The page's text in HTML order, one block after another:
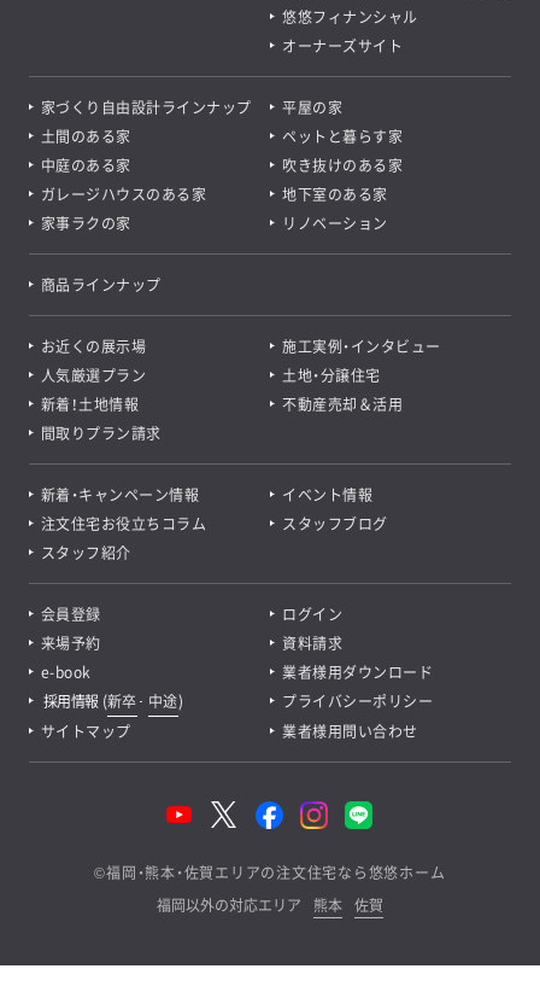
悠悠フィナンシャル
オーナーズサイト
家づくり自由設計ラインナップ
平屋の家
土間のある家
ペットと暮らす家
中庭のある家
吹き抜けのある家
ガレージハウスのある家
地下室のある家
家事ラクの家
リノベーション
商品ラインナップ
お近くの展示場
施工実例・インタビュー
人気厳選プラン
土地・分譲住宅
新着！土地情報
不動産売却＆活用
間取りプラン請求
新着・キャンペーン情報
イベント情報
注文住宅お役立ちコラム
スタッフブログ
スタッフ紹介
会員登録
ログイン
来場予約
資料請求
e-book
業者様用ダウンロード
採用情報 (新卒･ 中途)
プライバシーポリシー
サイトマップ
業者様用問い合わせ
©福岡・熊本・佐賀エリアの注文住宅なら悠悠ホーム
福岡以外の対応エリア
熊本 佐賀